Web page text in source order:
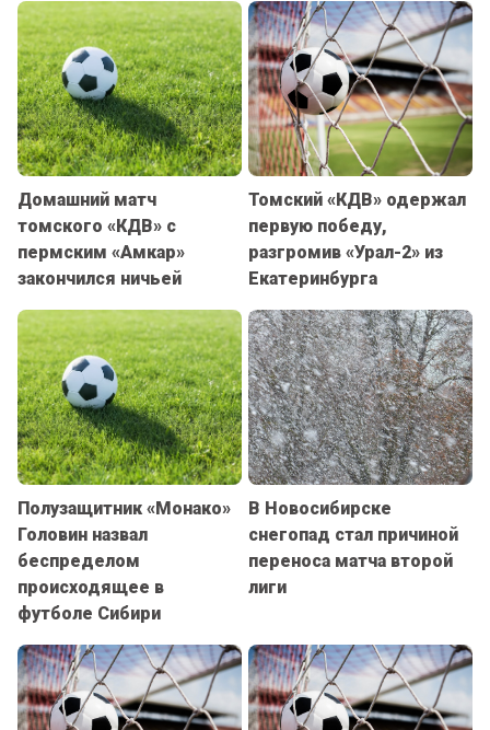
Домашний матч
томского «КДВ» с
пермским «Амкар»
закончился ничьей
Томский «КДВ» одержал
первую победу,
разгромив «Урал-2» из
Екатеринбурга
Полузащитник «Монако»
Головин назвал
беспределом
происходящее в
футболе Сибири
В Новосибирске
снегопад стал причиной
переноса матча второй
лиги